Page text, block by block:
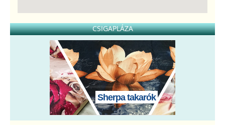
CSIGAPLÁZA
Sherpa takarók